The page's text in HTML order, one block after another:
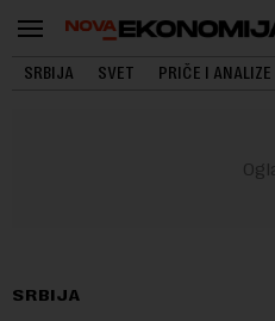
SRBIJA SVET PRIČE I ANALIZE
SRBIJA